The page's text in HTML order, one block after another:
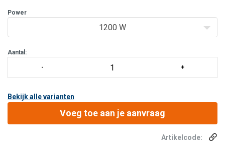
verplaatsen. De AM5000 motor is drie keer snel
Power
1200 W
Aantal:
Bekijk alle varianten
Voeg toe aan je aanvraag
Artikelcode: